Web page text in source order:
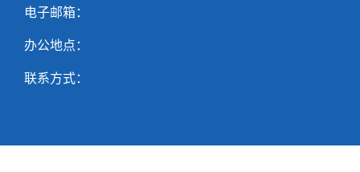
电子邮箱：
办公地点：
联系方式：